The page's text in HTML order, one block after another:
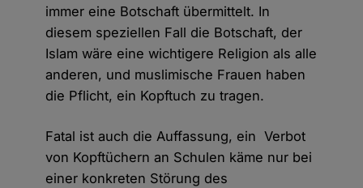
immer eine Botschaft übermittelt. In
diesem speziellen Fall die Botschaft, der
Islam wäre eine wichtigere Religion als alle
anderen, und muslimische Frauen haben
die Pflicht, ein Kopftuch zu tragen.
Fatal ist auch die Auffassung, ein Verbot
von Kopftüchern an Schulen käme nur bei
einer konkreten Störung des